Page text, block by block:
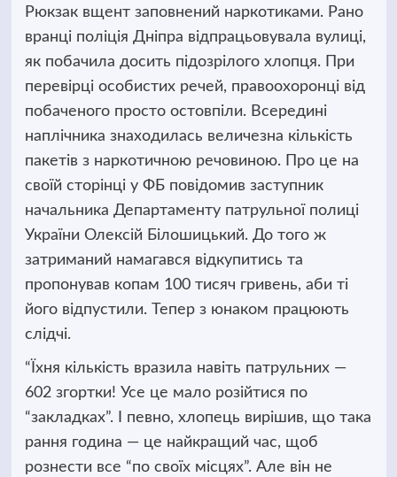
Рюкзак вщент заповнений наркотиками. Рано
вранці поліція Дніпра відпрацьовувала вулиці,
як побачила досить підозрілого хлопця. При
перевірці особистих речей, правоохоронці від
побаченого просто остовпіли. Всередині
наплічника знаходилась величезна кількість
пакетів з наркотичною речовиною. Про це на
своїй сторінці у ФБ повідомив заступник
начальника Департаменту патрульної полиці
України Олексій Білошицький. До того ж
затриманий намагався відкупитись та
пропонував копам 100 тисяч гривень, аби ті
його відпустили. Тепер з юнаком працюють
слідчі.
“Їхня кількість вразила навіть патрульних —
602 згортки! Усе це мало розійтися по
“закладках”. І певно, хлопець вирішив, що така
рання година — це найкращий час, щоб
рознести все “по своїх місцях”. Але він не